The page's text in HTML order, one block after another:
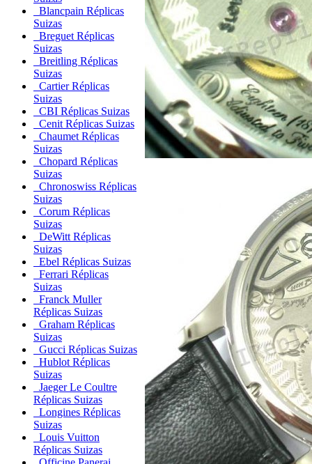
Blancpain Réplicas
Suizas
Breguet Réplicas
Suizas
Breitling Réplicas
Suizas
Cartier Réplicas
Suizas
CBI Réplicas Suizas
Cenit Réplicas Suizas
Chaumet Réplicas
Suizas
Chopard Réplicas
Suizas
Chronoswiss Réplicas
Suizas
Corum Réplicas
Suizas
DeWitt Réplicas
Suizas
Ebel Réplicas Suizas
Ferrari Réplicas
Suizas
Franck Muller
Réplicas Suizas
Graham Réplicas
Suizas
Gucci Réplicas Suizas
Hublot Réplicas
Suizas
Jaeger Le Coultre
Réplicas Suizas
Longines Réplicas
Suizas
Louis Vuitton
Réplicas Suizas